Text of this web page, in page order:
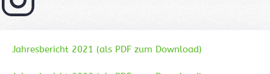
Jahresbericht 2021 (als PDF zum Download)